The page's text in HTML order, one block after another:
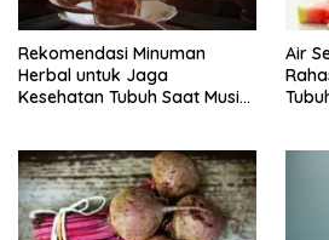
Rekomendasi Minuman
Herbal untuk Jaga
Kesehatan Tubuh Saat Musim
Air